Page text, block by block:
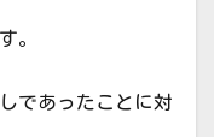
。
であったことに対